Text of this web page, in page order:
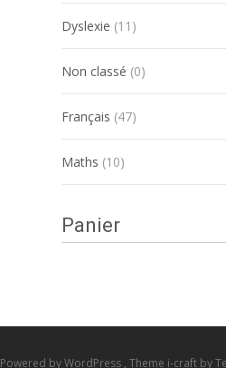
Dyslexie (11)
Non classé (0)
Français (47)
Maths (10)
Panier
Powered by WordPress , Theme i-craft by